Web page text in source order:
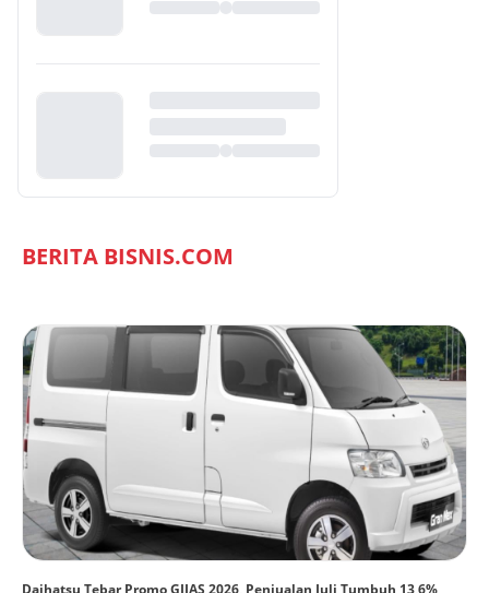
BERITA BISNIS.COM